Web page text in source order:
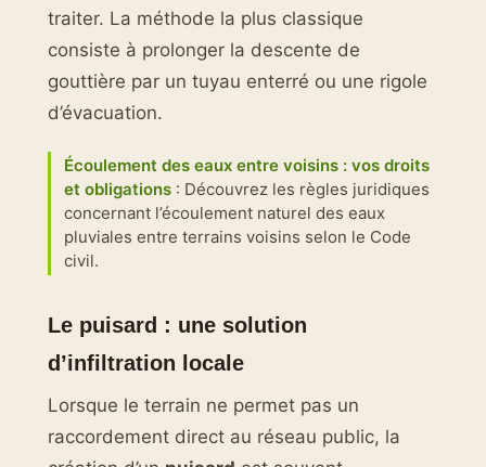
traiter. La méthode la plus classique
consiste à prolonger la descente de
gouttière par un tuyau enterré ou une rigole
d’évacuation.
Écoulement des eaux entre voisins : vos droits
et obligations : Découvrez les règles juridiques
concernant l’écoulement naturel des eaux
pluviales entre terrains voisins selon le Code
civil.
Le puisard : une solution
d’infiltration locale
Lorsque le terrain ne permet pas un
raccordement direct au réseau public, la